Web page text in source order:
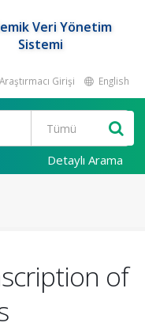
Veri Yönetim
Sistemi
Araştırmacı Girişi English
Detaylı Arama
of